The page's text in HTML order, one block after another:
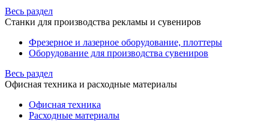
Весь раздел
Станки для производства рекламы и сувениров
Фрезерное и лазерное оборудование, плоттеры
Оборудование для производства сувениров
Весь раздел
Офисная техника и расходные материалы
Офисная техника
Расходные материалы